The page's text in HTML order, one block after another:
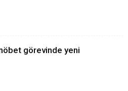
görevinde yeni